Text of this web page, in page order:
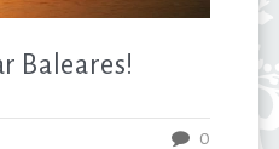
Baleares!
0